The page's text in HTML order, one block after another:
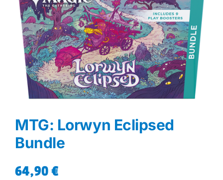
Ennakot
Greidatut kortit
Irtokortit
Rip & Ship
Greidauspalvelu
MTG: Lorwyn Eclipsed
Bundle
64,90€